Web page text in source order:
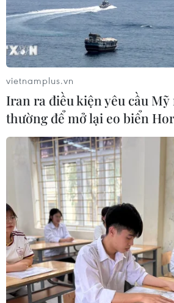
vietnamplus.vn
Iran ra điều kiện yêu cầu
thường để mở lại eo biển